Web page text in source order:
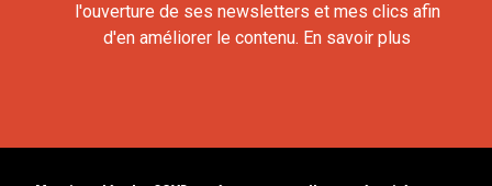
l'ouverture de ses newsletters et mes clics afin
d'en améliorer le contenu. En savoir plus